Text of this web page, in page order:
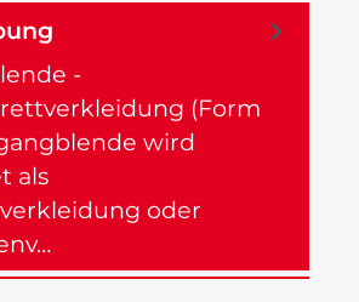
-
(Form
wird
als
oder